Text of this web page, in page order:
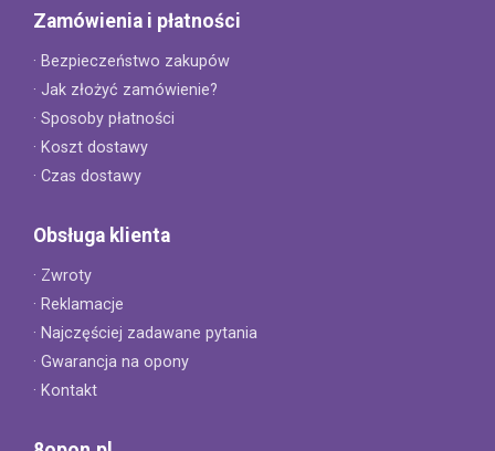
Zamówienia i płatności
· Bezpieczeństwo zakupów
· Jak złożyć zamówienie?
· Sposoby płatności
· Koszt dostawy
· Czas dostawy
Obsługa klienta
· Zwroty
· Reklamacje
· Najczęściej zadawane pytania
· Gwarancja na opony
· Kontakt